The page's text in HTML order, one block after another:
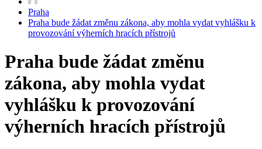
Praha
Praha bude žádat změnu zákona, aby mohla vydat vyhlášku k
provozování výherních hracích přístrojů
Praha bude žádat změnu
zákona, aby mohla vydat
vyhlášku k provozování
výherních hracích přístrojů